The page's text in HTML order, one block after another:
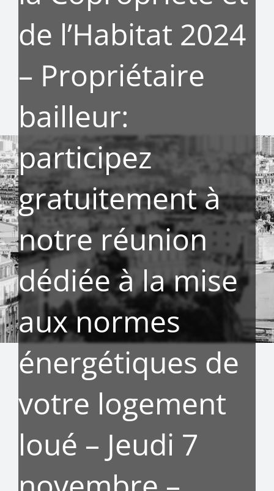
de l’Habitat 2024
– Propriétaire
bailleur:
participez
gratuitement à
notre réunion
dédiée à la mise
aux normes
énergétiques de
votre logement
loué – Jeudi 7